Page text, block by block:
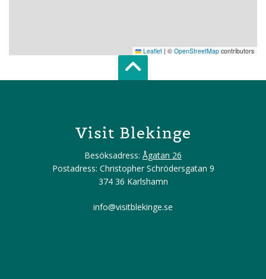
Leaflet | © OpenStreetMap contributors
Scroll top of
Visit Blekinge
Besöksadress: Ågatan 26
Postadress: Christopher Schrödersgatan 9
374 36 Karlshamn
info@visitblekinge.se